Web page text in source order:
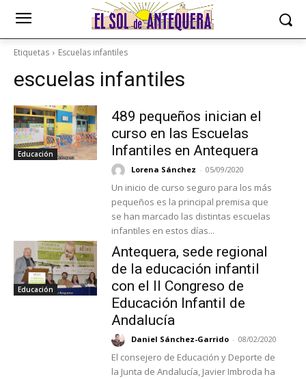
Etiquetas Escuelas infantiles
escuelas infantiles
Educación
489 pequeños inician el
curso en las Escuelas
Infantiles en Antequera
Lorena Sánchez - 05/09/2020
Un inicio de curso seguro para los más
pequeños es la principal premisa que
se han marcado las distintas escuelas
infantiles en estos días...
Educación
Antequera, sede regional
de la educación infantil
con el II Congreso de
Educación Infantil de
Andalucía
Daniel Sánchez-Garrido - 08/02/2020
El consejero de Educación y Deporte de
la Junta de Andalucía, Javier Imbroda ha